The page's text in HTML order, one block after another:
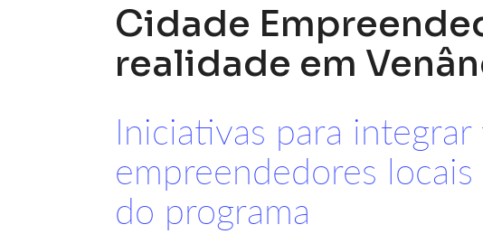
Cidade
realidade em
Iniciativas para
empreendedores
do programa